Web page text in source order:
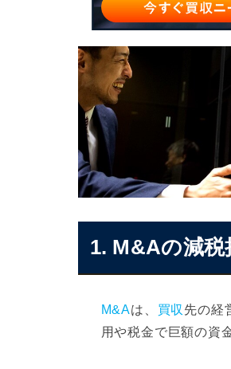
1. M&Aの減税
M&Aは、 買収 先の経
用や税金で巨額の資